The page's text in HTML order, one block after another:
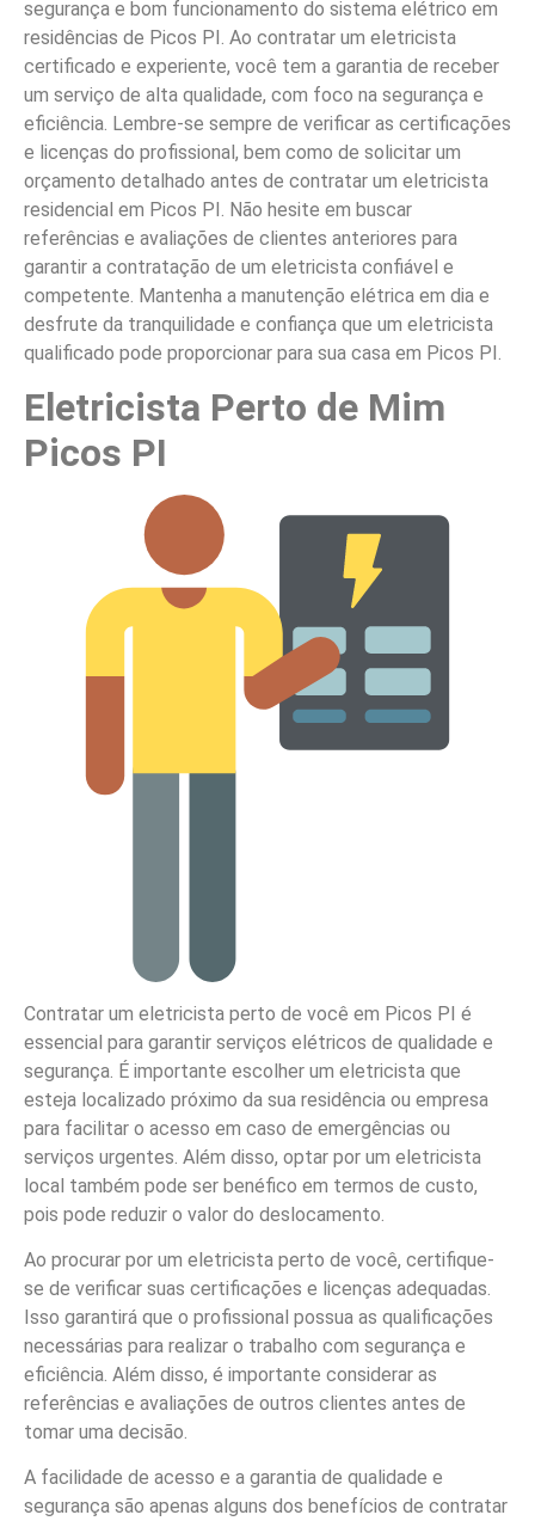
segurança e bom funcionamento do sistema elétrico em
residências de Picos PI. Ao contratar um eletricista
certificado e experiente, você tem a garantia de receber
um serviço de alta qualidade, com foco na segurança e
eficiência. Lembre-se sempre de verificar as certificações
e licenças do profissional, bem como de solicitar um
orçamento detalhado antes de contratar um eletricista
residencial em Picos PI. Não hesite em buscar
referências e avaliações de clientes anteriores para
garantir a contratação de um eletricista confiável e
competente. Mantenha a manutenção elétrica em dia e
desfrute da tranquilidade e confiança que um eletricista
qualificado pode proporcionar para sua casa em Picos PI.
Eletricista Perto de Mim
Picos PI
Contratar um eletricista perto de você em Picos PI é
essencial para garantir serviços elétricos de qualidade e
segurança. É importante escolher um eletricista que
esteja localizado próximo da sua residência ou empresa
para facilitar o acesso em caso de emergências ou
serviços urgentes. Além disso, optar por um eletricista
local também pode ser benéfico em termos de custo,
pois pode reduzir o valor do deslocamento.
Ao procurar por um eletricista perto de você, certifique-
se de verificar suas certificações e licenças adequadas.
Isso garantirá que o profissional possua as qualificações
necessárias para realizar o trabalho com segurança e
eficiência. Além disso, é importante considerar as
referências e avaliações de outros clientes antes de
tomar uma decisão.
A facilidade de acesso e a garantia de qualidade e
segurança são apenas alguns dos benefícios de contratar